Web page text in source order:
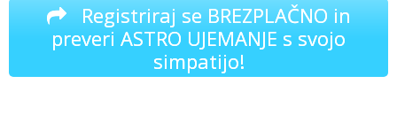
Registriraj se BREZPLAČNO in
preveri ASTRO UJEMANJE s svojo
simpatijo!